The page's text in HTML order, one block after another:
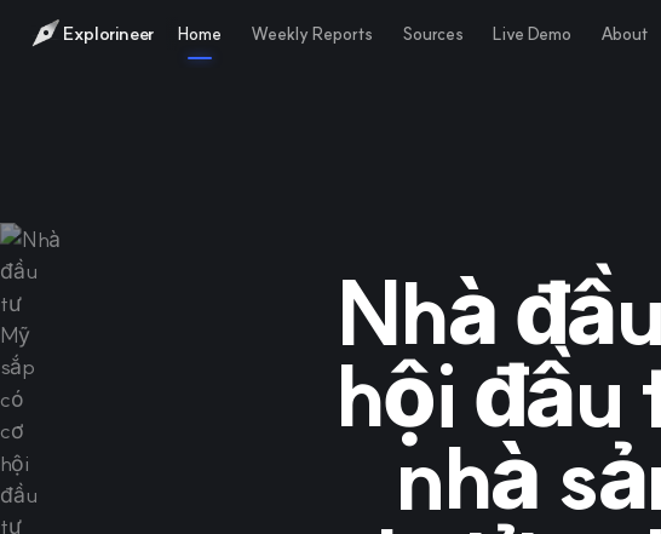
Explorineer Home Weekly Reports Sources Live Demo About
Nhà
hội đầu
nhà